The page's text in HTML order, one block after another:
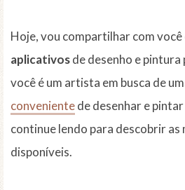
Hoje, vou compartilhar com você
aplicativosde desenho e pintura
você é um artista em busca de
convenientede desenhar e
continue lendo para descobrir as
disponíveis.